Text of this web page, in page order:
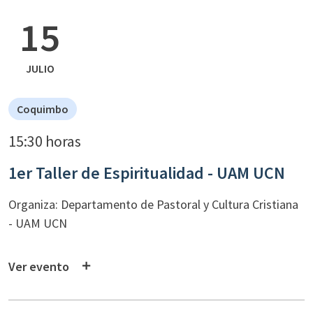
15
JULIO
Coquimbo
15:30 horas
1er Taller de Espiritualidad - UAM UCN
Organiza: Departamento de Pastoral y Cultura Cristiana
- UAM UCN
Ver evento